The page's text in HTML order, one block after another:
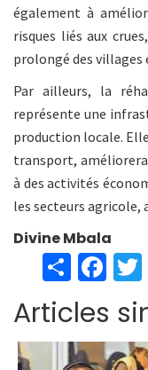
également à
risques liés aux
prolongé des villages
Par ailleurs, la
représente une
production locale.
transport, améliorera
à des activités
les secteurs
Divine Mbala
S
h
ar
e
Fa
ce
b
o
Articles